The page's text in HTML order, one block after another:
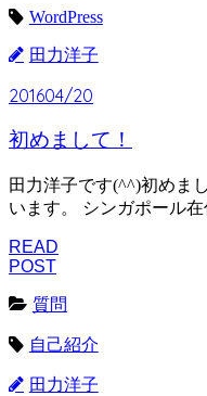
WordPress
田力洋子
201604/20
初めまして！
田力洋子です(^^)初めま
います。 シンガポール
READ
POST
質問
自己紹介
田力洋子